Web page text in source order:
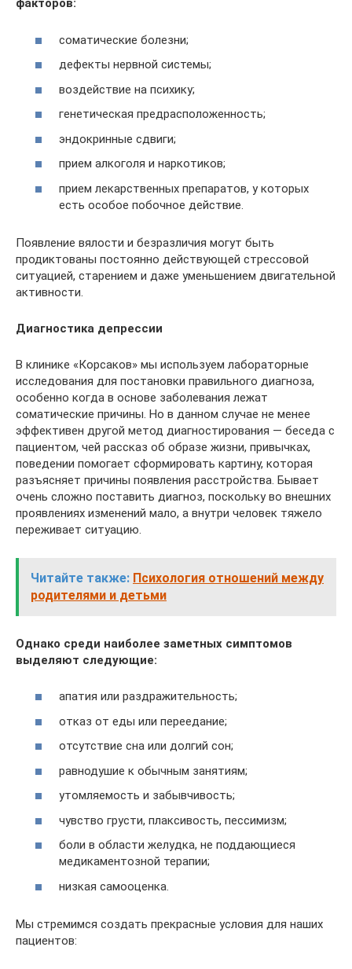
факторов:
соматические болезни;
дефекты нервной системы;
воздействие на психику;
генетическая предрасположенность;
эндокринные сдвиги;
прием алкоголя и наркотиков;
прием лекарственных препаратов, у которых
есть особое побочное действие.
Появление вялости и безразличия могут быть
продиктованы постоянно действующей стрессовой
ситуацией, старением и даже уменьшением двигательной
активности.
Диагностика депрессии
В клинике «Корсаков» мы используем лабораторные
исследования для постановки правильного диагноза,
особенно когда в основе заболевания лежат
соматические причины. Но в данном случае не менее
эффективен другой метод диагностирования — беседа с
пациентом, чей рассказ об образе жизни, привычках,
поведении помогает сформировать картину, которая
разъясняет причины появления расстройства. Бывает
очень сложно поставить диагноз, поскольку во внешних
проявлениях изменений мало, а внутри человек тяжело
переживает ситуацию.
Читайте также: Психология отношений между
родителями и детьми
Однако среди наиболее заметных симптомов
выделяют следующие:
апатия или раздражительность;
отказ от еды или переедание;
отсутствие сна или долгий сон;
равнодушие к обычным занятиям;
утомляемость и забывчивость;
чувство грусти, плаксивость, пессимизм;
боли в области желудка, не поддающиеся
медикаментозной терапии;
низкая самооценка.
Мы стремимся создать прекрасные условия для наших
пациентов: